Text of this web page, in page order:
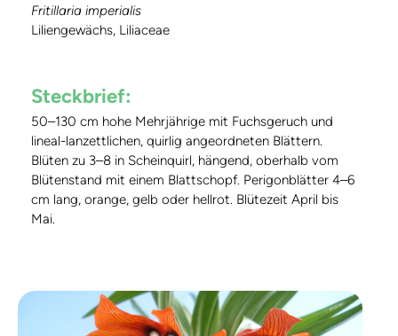
Fritillaria imperialis
Liliengewächs, Liliaceae
Steckbrief:
50–130 cm hohe Mehrjährige mit Fuchsgeruch und
lineal-lanzettlichen, quirlig angeordneten Blättern.
Blüten zu 3–8 in Scheinquirl, hängend, oberhalb vom
Blütenstand mit einem Blattschopf. Perigonblätter 4–6
cm lang, orange, gelb oder hellrot. Blütezeit April bis
Mai.